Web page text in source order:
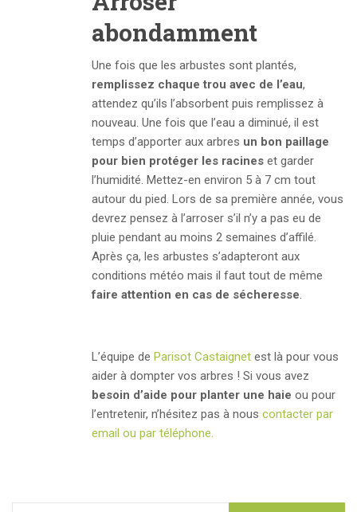
abondamment
Une fois que les arbustes sont plantés,
remplissez chaque trou avec de l’eau,
attendez qu’ils l’absorbent puis remplissez à
nouveau. Une fois que l’eau a diminué, il est
temps d’apporter aux arbres un bon paillage
pour bien protéger les racines et garder
l’humidité. Mettez-en environ 5 à 7 cm tout
autour du pied. Lors de sa première année, vous
devrez pensez à l’arroser s’il n’y a pas eu de
pluie pendant au moins 2 semaines d’affilé.
Après ça, les arbustes s’adapteront aux
conditions météo mais il faut tout de même
faire attention en cas de sécheresse.
L’équipe de Parisot Castaignet est là pour vous
aider à dompter vos arbres ! Si vous avez
besoin d’aide pour planter une haie ou pour
l’entretenir, n’hésitez pas à nous contacter par
email ou par téléphone.